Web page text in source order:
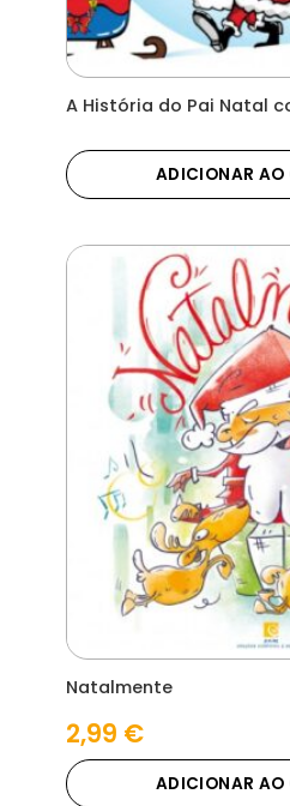
A História do Pai Natal
ADICIONAR AO
Natalmente
2,99 €
ADICIONAR AO